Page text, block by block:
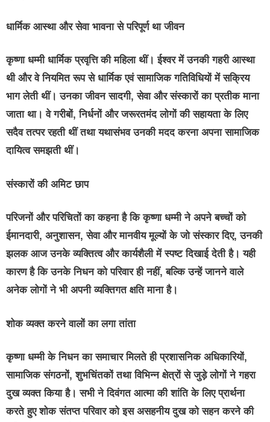
धार्मिक आस्था और सेवा भावना से परिपूर्ण था जीवन
कृष्णा धम्मी धार्मिक प्रवृत्ति की महिला थीं। ईश्वर में उनकी गहरी आस्था
थी और वे नियमित रूप से धार्मिक एवं सामाजिक गतिविधियों में सक्रिय
भाग लेती थीं। उनका जीवन सादगी, सेवा और संस्कारों का प्रतीक माना
जाता था। वे गरीबों, निर्धनों और जरूरतमंद लोगों की सहायता के लिए
सदैव तत्पर रहती थीं तथा यथासंभव उनकी मदद करना अपना सामाजिक
दायित्व समझती थीं।
संस्कारों की अमिट छाप
परिजनों और परिचितों का कहना है कि कृष्णा धम्मी ने अपने बच्चों को
ईमानदारी, अनुशासन, सेवा और मानवीय मूल्यों के जो संस्कार दिए, उनकी
झलक आज उनके व्यक्तित्व और कार्यशैली में स्पष्ट दिखाई देती है। यही
कारण है कि उनके निधन को परिवार ही नहीं, बल्कि उन्हें जानने वाले
अनेक लोगों ने भी अपनी व्यक्तिगत क्षति माना है।
शोक व्यक्त करने वालों का लगा तांता
कृष्णा धम्मी के निधन का समाचार मिलते ही प्रशासनिक अधिकारियों,
सामाजिक संगठनों, शुभचिंतकों तथा विभिन्न क्षेत्रों से जुड़े लोगों ने गहरा
दुख व्यक्त किया है। सभी ने दिवंगत आत्मा की शांति के लिए प्रार्थना
करते हुए शोक संतप्त परिवार को इस असहनीय दुख को सहन करने की